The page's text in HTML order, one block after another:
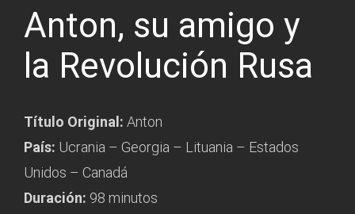
Anton, su amigo y
la Revolución Rusa
Título Original: Anton
País: Ucrania – Georgia – Lituania – Estados
Unidos – Canadá
Duración: 98 minutos